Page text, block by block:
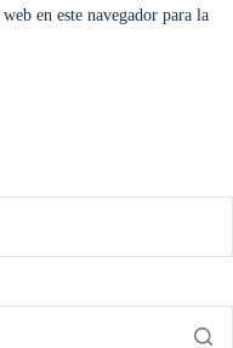
en este navegador para la